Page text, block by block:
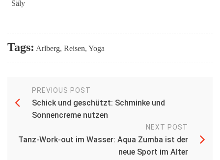
Säly
Tags: Arlberg, Reisen, Yoga
PREVIOUS POST
Schick und geschützt: Schminke und
Sonnencreme nutzen
NEXT POST
Tanz-Work-out im Wasser: Aqua Zumba ist der
neue Sport im Alter